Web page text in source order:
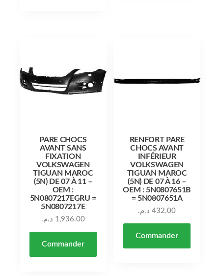
PARE CHOCS
AVANT SANS
FIXATION
VOLKSWAGEN
TIGUAN MAROC
(5N) DE 07 À 11 –
OEM :
5N0807217EGRU =
5N0807217E
1,936.00 د.م.
Commander
RENFORT PARE
CHOCS AVANT
INFÉRIEUR
VOLKSWAGEN
TIGUAN MAROC
(5N) DE 07 À 16 –
OEM : 5N0807651B
= 5N0807651A
432.00 د.م.
Commander